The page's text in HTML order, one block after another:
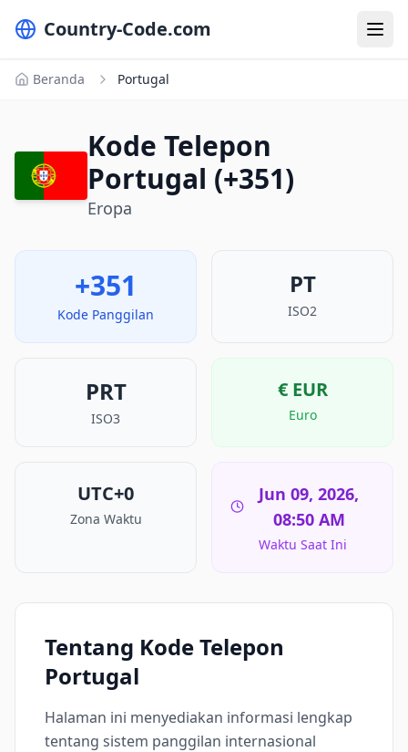
Country-Code.com
Beranda Portugal
Kode Telepon
Portugal (+351)
Eropa
+351
Kode Panggilan
PT
ISO2
PRT
ISO3
€ EUR
Euro
UTC+0
Zona Waktu
Jun 09, 2026,
08:50 AM
Waktu Saat Ini
Tentang Kode Telepon
Portugal
Halaman ini menyediakan informasi lengkap
tentang sistem panggilan internasional